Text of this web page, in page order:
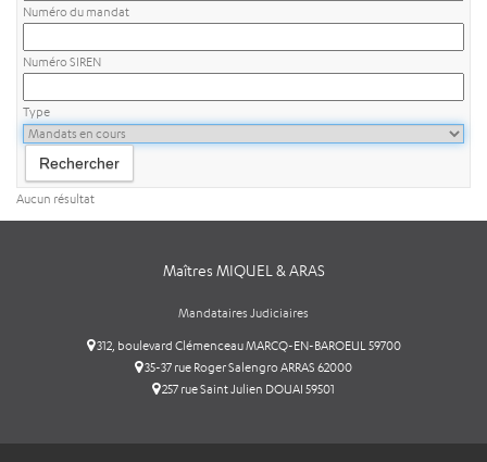
Numéro du mandat
Numéro SIREN
Type
Aucun résultat
Maîtres MIQUEL & ARAS
Mandataires Judiciaires
312, boulevard Clémenceau MARCQ-EN-BAROEUL 59700
35-37 rue Roger Salengro ARRAS 62000
257 rue Saint Julien DOUAI 59501